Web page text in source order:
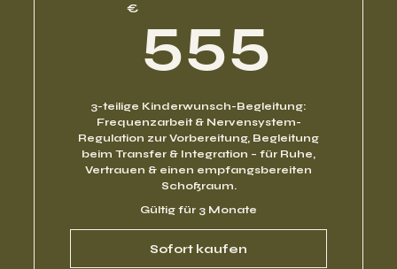
€ 555
3-teilige Kinderwunsch-Begleitung:
Frequenzarbeit & Nervensystem-
Regulation zur Vorbereitung, Begleitung
beim Transfer & Integration – für Ruhe,
Vertrauen & einen empfangsbereiten
Schoßraum.
Gültig für 3 Monate
Sofort kaufen